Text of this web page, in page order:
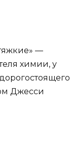
—
химии, у
Джесси